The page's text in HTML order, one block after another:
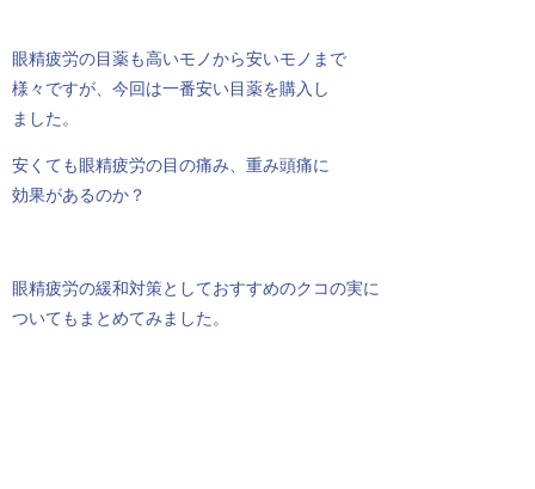
眼精疲労の目薬も高いモノから安いモノまで
様々ですが、今回は一番安い目薬を購入し
ました。
安くても眼精疲労の目の痛み、重み頭痛に
効果があるのか？
眼精疲労の緩和対策としておすすめのクコの実に
ついてもまとめてみました。